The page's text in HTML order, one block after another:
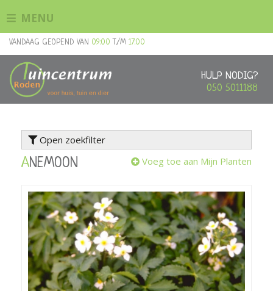
n
HULP NODIG?
050 5011188
VANDAAG GEOPEND VAN 09:00 T/M 17:00
MENU
Open zoekfilter
ANEMOON Voeg toe aan Mijn Planten